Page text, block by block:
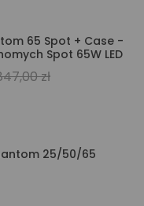
65 Spot + Case -
Spot 65W LED
zł
25/50/65